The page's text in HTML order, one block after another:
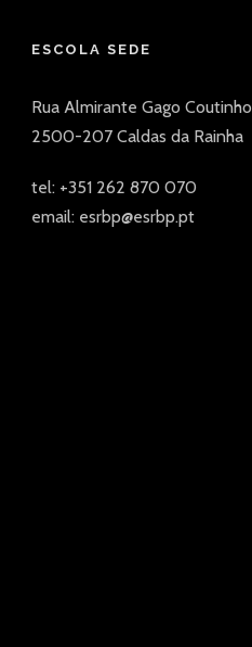
ESCOLA SEDE
Rua Almirante Gago Coutinho
2500-207 Caldas da Rainha
tel: +351 262 870 070
email: esrbp@esrbp.pt